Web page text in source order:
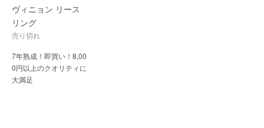
ヴィニョン リース
リング
売り切れ
7年熟成！即買い！8,00
0円以上のクオリティに
大満足